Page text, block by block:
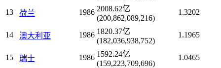
13 荷兰 1986 2008.62亿
(200,862,089,216)
1.3202
14 澳大利亚 1986 1820.37亿
(182,036,938,752)
1.1965
15 瑞士 1986 1592.24亿
(159,223,709,696)
1.0465